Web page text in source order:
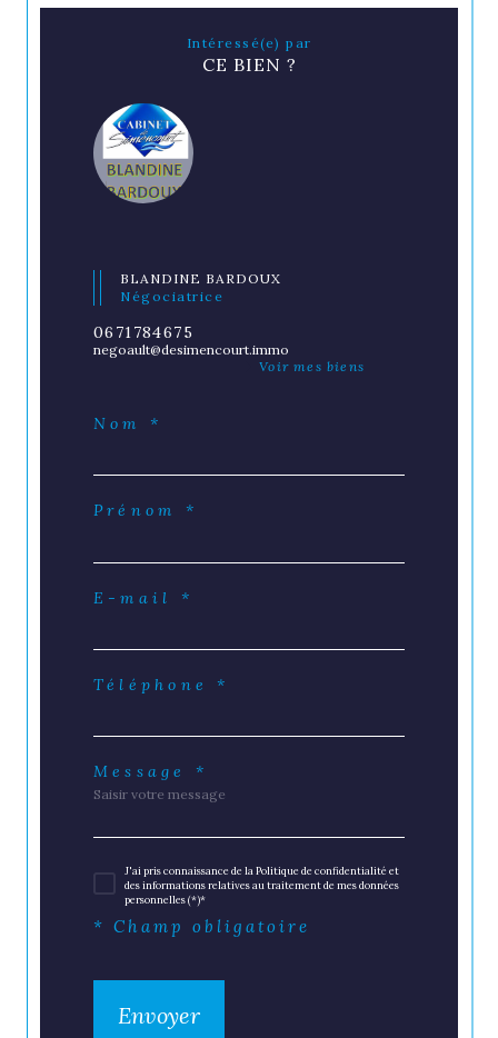
Intéressé(e) par
CE BIEN ?
BLANDINE BARDOUX
Négociatrice
0671784675
negoault@desimencourt.immo
Voir mes biens
Nom *
Prénom *
E-mail *
Téléphone *
Message *
J'ai pris connaissance de la Politique de confidentialité et
des informations relatives au traitement de mes données
personnelles (*)*
* Champ obligatoire
Envoyer